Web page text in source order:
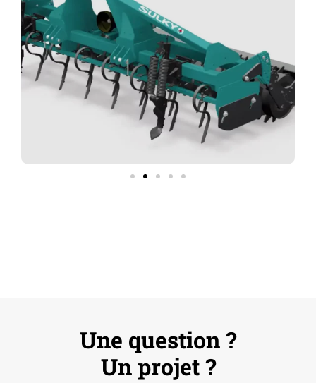
Une question ?
Un projet ?